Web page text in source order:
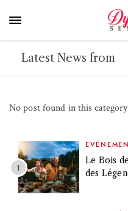
Latest News from
No post found in this
Le Bois
des